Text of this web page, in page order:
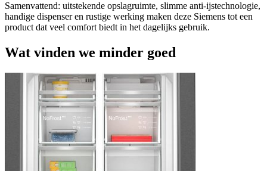
Samenvattend: uitstekende opslagruimte, slimme anti-ijstechnologie,
handige dispenser en rustige werking maken deze Siemens tot een
product dat veel comfort biedt in het dagelijks gebruik.
Wat vinden we minder goed